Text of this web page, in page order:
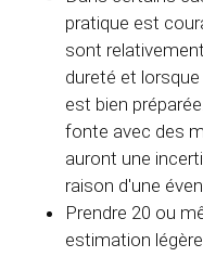
pratique est
sont
dureté et
est bien
fonte avec des
auront une
raison d'une
Prendre 20 ou
estimation